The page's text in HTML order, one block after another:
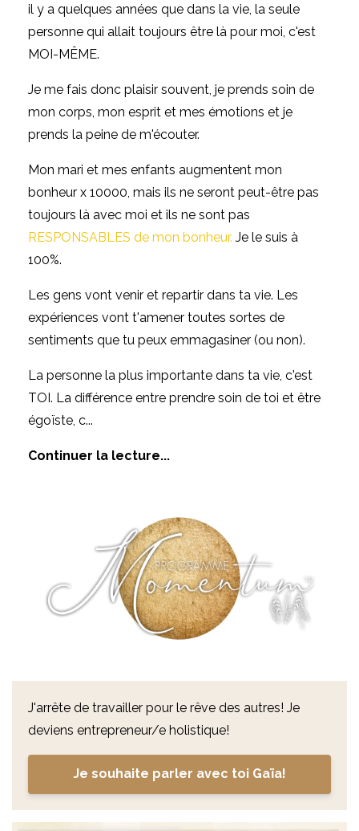
il y a quelques années que dans la vie, la seule
personne qui allait toujours être là pour moi, c'est
MOI-MÊME.
Je me fais donc plaisir souvent, je prends soin de
mon corps, mon esprit et mes émotions et je
prends la peine de m'écouter.
Mon mari et mes enfants augmentent mon
bonheur x 10000, mais ils ne seront peut-être pas
toujours là avec moi et ils ne sont pas
RESPONSABLES de mon bonheur. Je le suis à
100%.
Les gens vont venir et repartir dans ta vie. Les
expériences vont t'amener toutes sortes de
sentiments que tu peux emmagasiner (ou non).
La personne la plus importante dans ta vie, c'est
TOI. La différence entre prendre soin de toi et être
égoïste, c...
Continuer la lecture...
J'arrête de travailler pour le rêve des autres! Je
deviens entrepreneur/e holistique!
Je souhaite parler avec toi Gaïa!